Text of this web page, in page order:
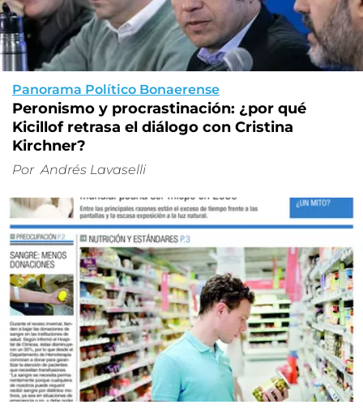
Panorama Político Bonaerense
Peronismo y procrastinación: ¿por qué
Kicillof retrasa el diálogo con Cristina
Kirchner?
Por Andrés Lavaselli